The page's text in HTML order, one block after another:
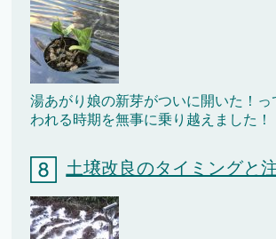
湯あがり娘の新芽がついに開いた！っ
われる時期を無事に乗り越えました！
土壌改良のタイミングと